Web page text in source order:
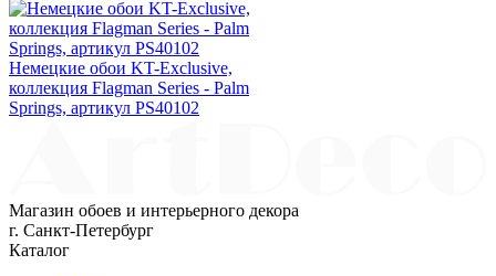
Немецкие обои KT-Exclusive,
коллекция Flagman Series - Palm
Springs, артикул PS40102
Магазин обоев и интерьерного декора
г. Санкт-Петербург
Каталог